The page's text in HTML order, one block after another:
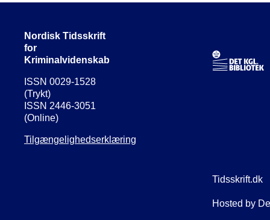
Nordisk Tidsskrift
for
Kriminalvidenskab
ISSN 0029-1528
(Trykt)
ISSN 2446-3051
(Online)
Tilgængelighedserklæring